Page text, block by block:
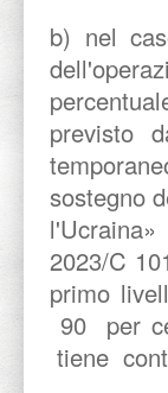
b) nel
previsto
sostegno
2023/C
primo
90 per
tiene